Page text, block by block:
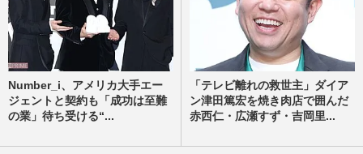
Number_i、アメリカ大手エー
ジェントと契約も「成功は至難
の業」待ち受ける“...
「テレビ離れの救世主」ダイア
ン津田篤宏を焼き肉店で囲んだ
赤西仁・広瀬すず・吉岡里...